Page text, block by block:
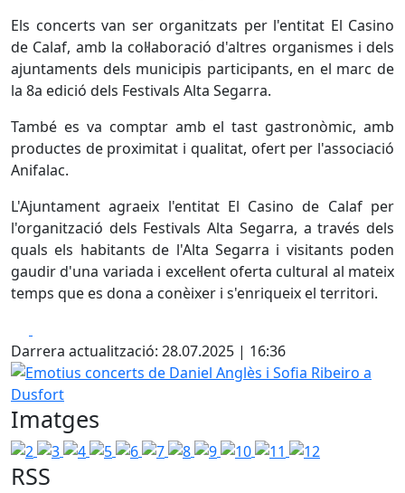
Els concerts van ser organitzats per l'entitat El Casino
de Calaf, amb la col·laboració d'altres organismes i dels
ajuntaments dels municipis participants, en el marc de
la 8a edició dels Festivals Alta Segarra.
També es va comptar amb el tast gastronòmic, amb
productes de proximitat i qualitat, ofert per l'associació
Anifalac.
L'Ajuntament agraeix l'entitat El Casino de Calaf per
l'organització dels Festivals Alta Segarra, a través dels
quals els habitants de l'Alta Segarra i visitants poden
gaudir d'una variada i excel·lent oferta cultural al mateix
temps que es dona a conèixer i s'enriqueix el territori.
Darrera actualització: 28.07.2025 | 16:36
Emotius concerts de Daniel Anglès i Sofia Ribeiro a
Imatges
2 3 4 5 6 7 8 9 10 11 12
RSS